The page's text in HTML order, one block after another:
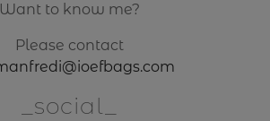
Want to know me?
Please contact
social